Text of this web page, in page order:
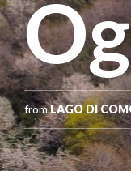
fromLAGO DI